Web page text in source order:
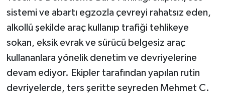
sistemi ve abartı egzozla çevreyi rahatsız eden,
alkollü şekilde araç kullanıp trafiği tehlikeye
sokan, eksik evrak ve sürücü belgesiz araç
kullananlara yönelik denetim ve devriyelerine
devam ediyor. Ekipler tarafından yapılan rutin
devriyelerde, ters şeritte seyreden Mehmet C.